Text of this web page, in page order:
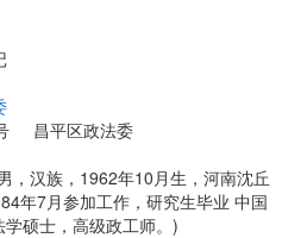
昌平区政法委
，汉族，1962年10月生，河南沈丘
年7月参加工作，研究生毕业 中国
硕士，高级政工师。)